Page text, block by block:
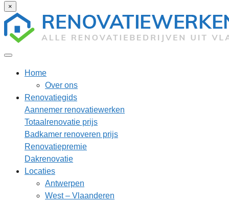
×
Home
Over ons
Renovatiegids
Aannemer renovatiewerken
Totaalrenovatie prijs
Badkamer renoveren prijs
Renovatiepremie
Dakrenovatie
Locaties
Antwerpen
West – Vlaanderen